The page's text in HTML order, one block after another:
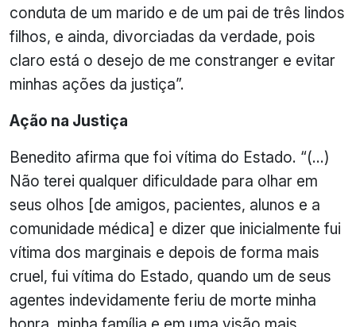
conduta de um marido e de um pai de três lindos
filhos, e ainda, divorciadas da verdade, pois
claro está o desejo de me constranger e evitar
minhas ações da justiça”.
Ação na Justiça
Benedito afirma que foi vítima do Estado. “(…)
Não terei qualquer dificuldade para olhar em
seus olhos [de amigos, pacientes, alunos e a
comunidade médica] e dizer que inicialmente fui
vítima dos marginais e depois de forma mais
cruel, fui vítima do Estado, quando um de seus
agentes indevidamente feriu de morte minha